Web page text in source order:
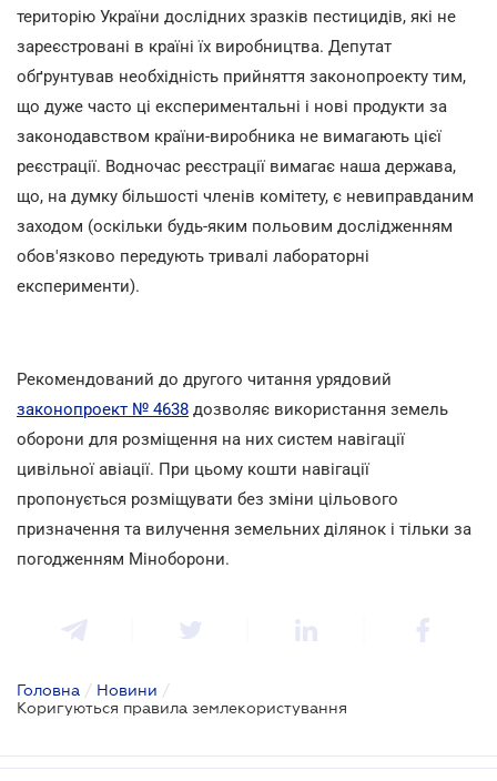
територію України дослідних зразків пестицидів, які не
зареєстровані в країні їх виробництва. Депутат
обґрунтував необхідність прийняття законопроекту тим,
що дуже часто ці експериментальні і нові продукти за
законодавством країни-виробника не вимагають цієї
реєстрації. Водночас реєстрації вимагає наша держава,
що, на думку більшості членів комітету, є невиправданим
заходом (оскільки будь-яким польовим дослідженням
обов'язково передують тривалі лабораторні
експерименти).
Рекомендований до другого читання урядовий
законопроект № 4638 дозволяє використання земель
оборони для розміщення на них систем навігації
цивільної авіації. При цьому кошти навігації
пропонується розміщувати без зміни цільового
призначення та вилучення земельних ділянок і тільки за
погодженням Міноборони.
Головна / Новини /
Коригуються правила землекористування